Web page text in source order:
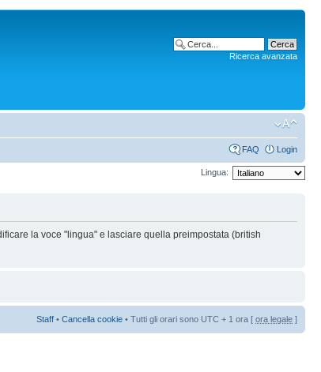
Ricerca avanzata
FAQ Login
Lingua:
la voce "lingua" e lasciare quella preimpostata (british
Staff • Cancella cookie • Tutti gli orari sono UTC + 1 ora [ ora legale ]